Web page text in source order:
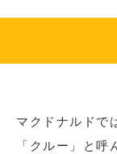
マクドナルドで
「クルー」と